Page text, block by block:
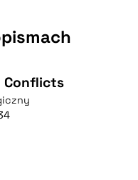
Conflicts